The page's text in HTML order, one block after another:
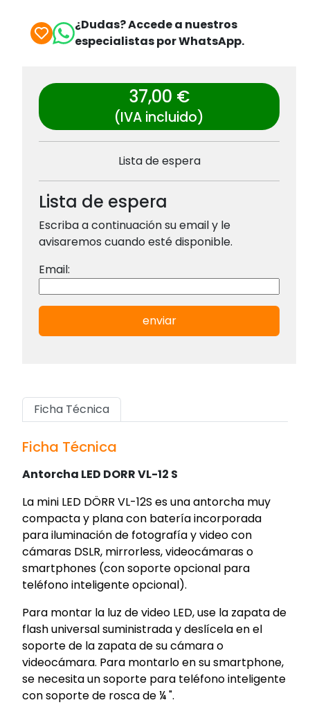
¿Dudas? Accede a nuestros
especialistas por WhatsApp.
37,00 €
(IVA incluido)
Lista de espera
Lista de espera
Escriba a continuación su email y le
avisaremos cuando esté disponible.
Email:
enviar
Ficha Técnica
Ficha Técnica
Antorcha LED DORR VL-12 S
La mini LED DÖRR VL-12S es una antorcha muy
compacta y planacon batería incorporada
para iluminación de fotografía y video con
cámaras DSLR, mirrorless, videocámaras o
smartphones (con soporte opcional para
teléfono inteligente opcional).
Para montar la luz de video LED, use la zapata de
flash universal suministraday deslícela en el
soporte de la zapata de su cámara o
videocámara. Para montarlo en su smartphone,
se necesita un soporte para teléfono inteligente
con soporte de rosca de ¼ ".